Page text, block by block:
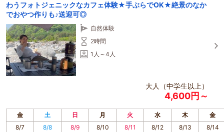
わうフォトジェニックなカフェ体験★手ぶらでOK★絶景のなか
でおやつ作りも♪送迎可◎
自然体験
2時間
1人～4人
大人（中学生以上）
4,600円～
金 土 日 月 火 水 木
金
8/7
8/8 8/9 8/10 8/11 8/12 8/13 8/14